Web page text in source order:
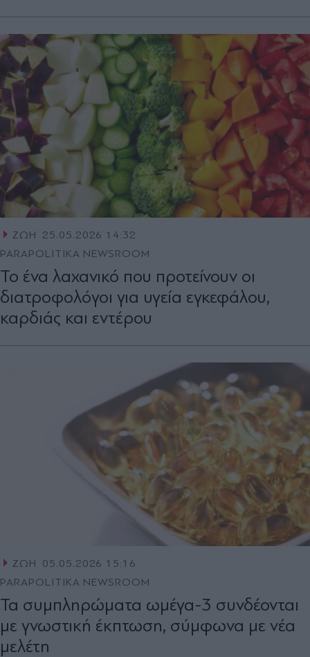
ΖΩΗ
25.05.2026 14:32
PARAPOLITIKA NEWSROOM
Το ένα λαχανικό που προτείνουν οι
διατροφολόγοι για υγεία εγκεφάλου,
καρδιάς και εντέρου
ΖΩΗ
05.05.2026 15:16
PARAPOLITIKA NEWSROOM
Τα συμπληρώματα ωμέγα-3 συνδέονται
με γνωστική έκπτωση, σύμφωνα με νέα
μελέτη